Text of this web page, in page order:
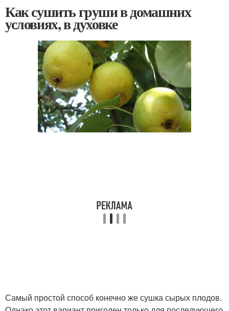
Как сушить груши в домашних
условиях, в духовке
Самый простой способ конечно же сушка сырых плодов.